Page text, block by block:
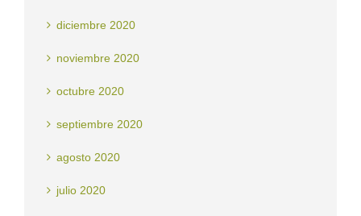
diciembre 2020
noviembre 2020
octubre 2020
septiembre 2020
agosto 2020
julio 2020